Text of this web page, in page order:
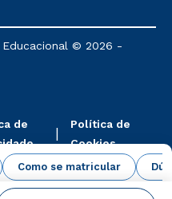
Como se matricular
cursos: Ensino
e Metodologia
Atuais.
Educacional © 2026 -
de
Política de
Cookies